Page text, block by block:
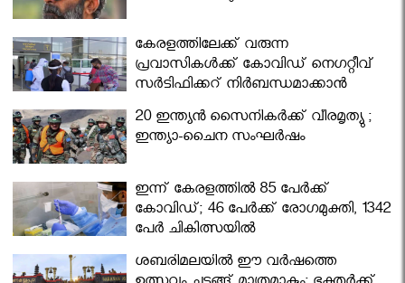
കേരളത്തിലേക്ക് വരുന്ന
പ്രവാസികള്‍ക്ക് കോവിഡ് നെഗറ്റീവ്
സര്‍ട്ടിഫിക്കറ്റ് നിർബന്ധമാക്കാൻ
മന്ത്രിസഭ
20 ഇന്ത്യൻ സൈനികർക്ക് വീരമൃത്യു ;
ഇന്ത്യാ-ചൈന സംഘർഷം
ഇന്ന് കേരളത്തിൽ 85 പേർക്ക്
കോവിഡ്; 46 പേർക്ക് രോഗമുക്തി, 1342
പേർ ചികിത്സയിൽ
ശബരിമലയില്‍ ഈ വർഷത്തെ